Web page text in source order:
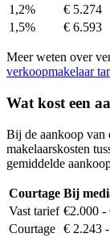
1,2%
€ 5.274
1,5%
€ 6.593
Meer weten over
verkoopmakelaar
Wat kost een
Bij de aankoop van
makelaarskosten
gemiddelde
Courtage Bij
Vast tarief €2.000 -
Courtage € 2.243